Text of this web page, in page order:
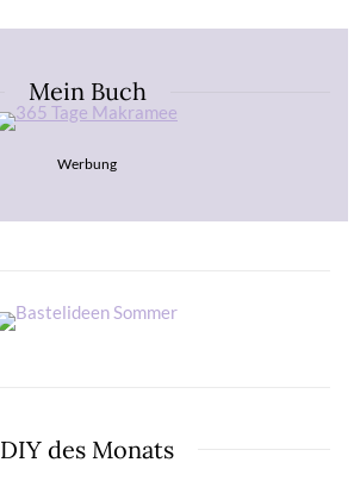
Mein Buch
Werbung
DIY des Monats